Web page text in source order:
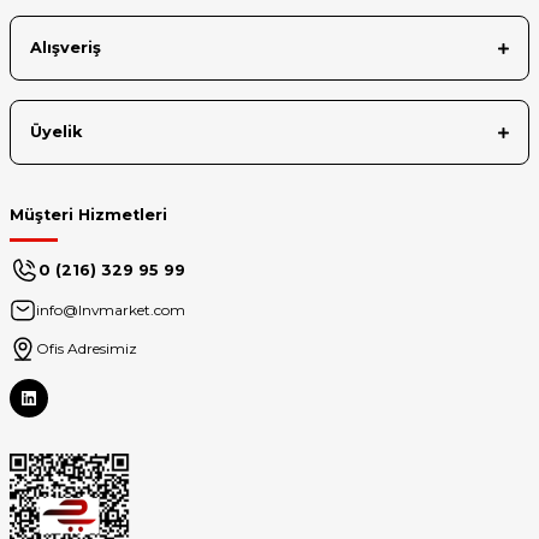
Klavye
Mouse: 48 tüketici sonrası geri dönüştürülmüş plastik
Kağıt Ambalaj: FSC sertifikalı
Alışveriş
Üyelik
Müşteri Hizmetleri
0 (216) 329 95 99
info@lnvmarket.com
Ofis Adresimiz